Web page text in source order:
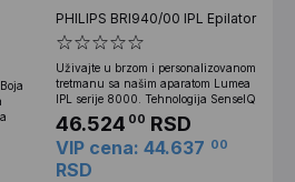
PHILIPS BRI940/00 IPL Epilator
Uživajte u brzom i personalizovanom
tretmanu sa našim aparatom Lumea
IPL serije 8000. Tehnologija SenseIQ
46.524 00 RSD
VIP cena: 44.637 00
RSD